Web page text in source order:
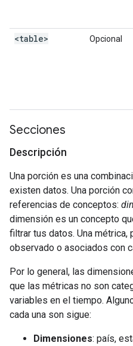
<table> Opcional
Secciones
Descripción
Una porción es una
existen datos. Una porción
referencias de conceptos:
dimensión es un concepto
filtrar tus datos. Una
observado o asociados con
Por lo general, las
que las métricas no son
variables en el tiempo.
cada una son sigue:
Dimensiones: país,